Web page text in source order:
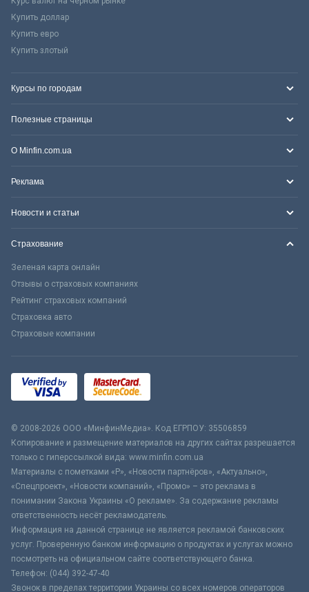
Купить доллар
Купить евро
Купить злотый
Курсы по городам
Полезные страницы
О Minfin.com.ua
Реклама
Новости и статьи
Страхование
Зеленая карта онлайн
Отзывы о страховых компаниях
Рейтинг страховых компаний
Страховка авто
Страховые компании
© 2008-2026 ООО «МинфинМедиа». Код ЕГРПОУ: 35506859
Копирование и размещение материалов на других сайтах разрешается
только с гиперссылкой вида: www.minfin.com.ua
Материалы с пометками «Р», «Новости партнёров», «Актуально»,
«Спецпроект», «Новости компаний», «Промо» – это реклама в
понимании Закона Украины «О рекламе». За содержание рекламы
ответственность несёт рекламодатель.
Информация на данной странице не является рекламой банковских
услуг. Проверенную банком информацию о продуктах и услугах можно
посмотреть на официальном сайте соответствующего банка.
Телефон: (044) 392-47-40
Звонок в пределах территории Украины со всех номеров операторов